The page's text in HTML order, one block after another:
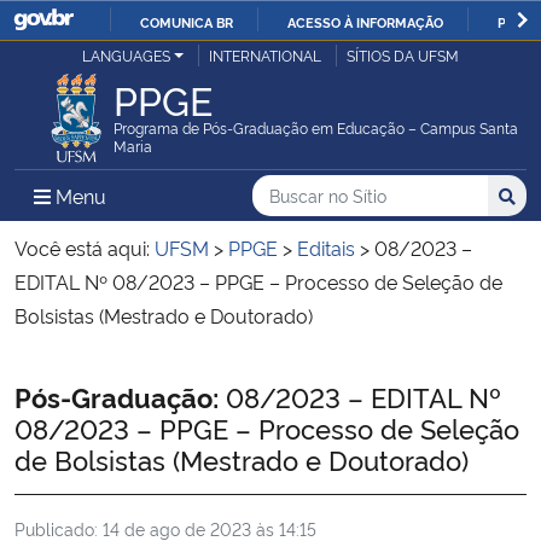
IR
O
COMUNICA BR ACESSO À INFORMAÇÃO
Ministério da Justiça e Segurança Pública
Ministério da Defesa
Ministério das Relações Exteriores
Ministério da Economia
Ministério da Agricultura, Pecuária e Abastecimento
Ministério da Educação
LANGUAGES INTERNATIONAL SÍTIOS DA UFSM
PPGE
Programa de Pós-Graduação em Educação – Campus Santa
Maria
Menu Menu Principal do Sítio
Busca
Buscar no no Sítio
Busca:
Você está aqui: UFSM > PPGE > Editais >08/2023 –
EDITAL Nº 08/2023 – PPGE – Processo de Seleção de
Bolsistas (Mestrado e Doutorado)
Início do conteúdo
Pós-Graduação: 08/2023 – EDITAL Nº
08/2023 – PPGE – Processo de Seleção
de Bolsistas (Mestrado e Doutorado)
Publicado: 14 de ago de 2023 às 14:15